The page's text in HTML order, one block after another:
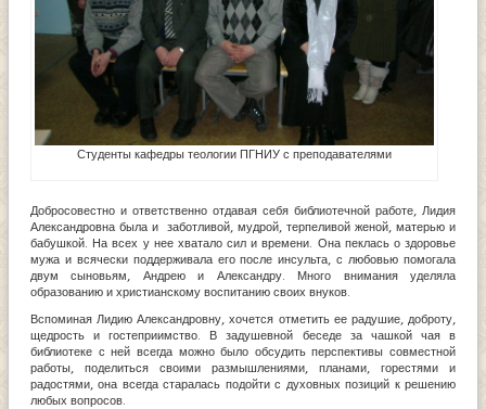
Студенты кафедры теологии ПГНИУ с преподавателями
Добросовестно и ответственно отдавая себя библиотечной работе, Лидия
Александровна была и заботливой, мудрой, терпеливой женой, матерью и
бабушкой. На всех у нее хватало сил и времени. Она пеклась о здоровье
мужа и всячески поддерживала его после инсульта, с любовью помогала
двум сыновьям, Андрею и Александру. Много внимания уделяла
образованию и христианскому воспитанию своих внуков.
Вспоминая Лидию Александровну, хочется отметить ее радушие, доброту,
щедрость и гостеприимство. В задушевной беседе за чашкой чая в
библиотеке с ней всегда можно было обсудить перспективы совместной
работы, поделиться своими размышлениями, планами, горестями и
радостями, она всегда старалась подойти с духовных позиций к решению
любых вопросов.